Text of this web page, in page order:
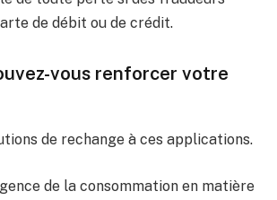
de débit ou de crédit.
vous renforcer votre
de rechange à ces applications.
de la consommation en matière